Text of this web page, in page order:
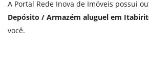
A Portal Rede Inova de Imóveis possui
Depósito / Armazém aluguel em
você.